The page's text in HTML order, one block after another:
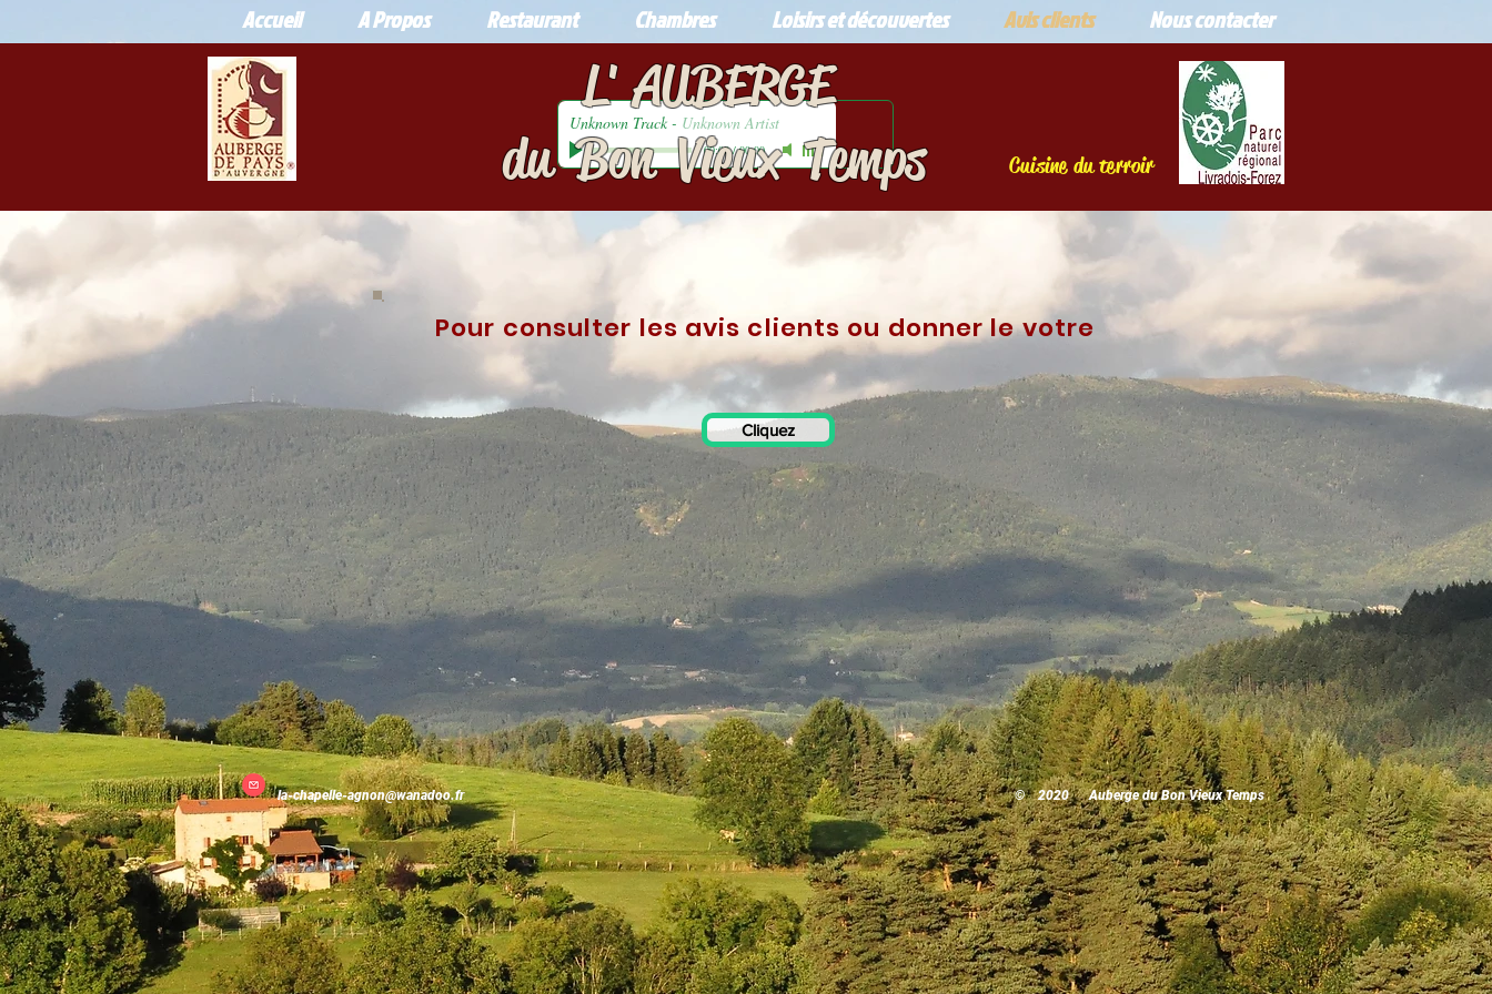
Accueil A Propos Restaurant Chambres Loisirs et découvertes Avis clients Nous contacter
Unknown Track - Unknown Artist
00:00/00:00
L' AUBERGE
du Bon Vieux Temps
Cuisine du terroir
Pour consulter les avis clients ou donner le votre
Cliquez
la-chapelle-agnon@wanadoo.fr © 2020 Auberge du Bon Vieux Temps